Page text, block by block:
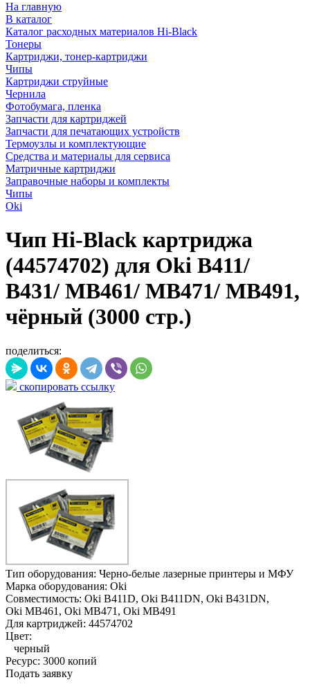
На главную
В каталог
Каталог расходных материалов Hi-Black
Тонеры
Картриджи, тонер-картриджи
Чипы
Картриджи струйные
Чернила
Фотобумага, пленка
Запчасти для картриджей
Запчасти для печатающих устройств
Термоузлы и комплектующие
Средства и материалы для сервиса
Матричные картриджи
Заправочные наборы и комплекты
Чипы
Oki
Чип Hi-Black картриджа
(44574702) для Oki B411/
B431/ MB461/ MB471/ MB491,
чёрный (3000 стр.)
поделиться:
скопировать ссылку
Тип оборудования: Черно-белые лазерные принтеры и МФУ
Марка оборудования: Oki
Совместимость: Oki B411D, Oki B411DN, Oki B431DN,
Oki MB461, Oki MB471, Oki MB491
Для картриджей: 44574702
Цвет:
черный
Ресурс: 3000 копий
Подать заявку